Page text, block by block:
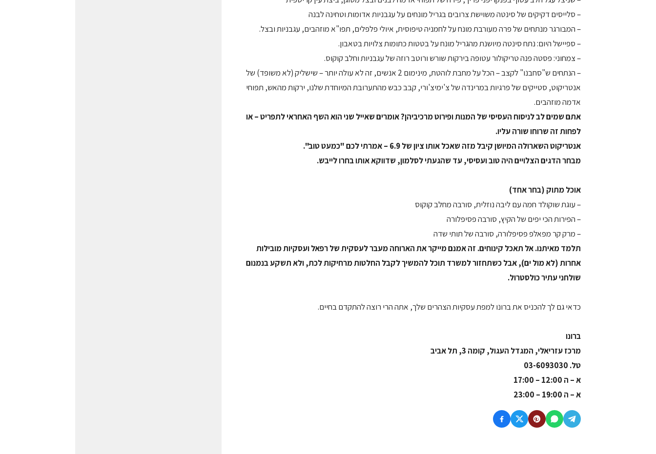
– סלייסים דקיקים של סינטה משוישת צרובים בגריל מונחים על עגבניות אדומות וטחינה לבנה
– המבורגר מנתחים של פרה מעורבת מונח על לחמניה טיפוסית, איולי פלפלים, תפו"א מוזהבים, עגבניות ובצל.
– ספיישל היום: נתח סינטה מיושנת מהגריל מונח על בטטות כתומות צלויות בטאבון.
– צמחוני: פסטה פנה טריקולור עטופה בירקות שורש ורוטב רוזה של עגבניות וחלב קוקוס.
– הנתחים ש"סחבנו" לקצב – הכל על מחבת לוהטת, מינימום 2 אנשים, זה לא עולה יותר – שישליק (לא משופד) של
אנטריקוט, סטייקים של פרגיות במרינדה של צ'ימיצ'ורי, קבב כבש מהתערובת המיוחדת שלנו, ירקות מהאש, תפוחי
אדמה מוזהבים.
אתם שמים לב לניסוח העסיסי של המנות ופירוט מרכיביהן? אומרים שאייל שני הוא השף האחראי לתפריט – או
לפחות זה שרוחו שורה עליו.
אנטריקוט השארולה המיושן קיבל מזה שאכל אותו ציון של 6.9 – אמרתי לכם "כמעט טוב".
מבחר הדגים הצלויים היה טוב ועסיסי, עד שהגעתי לסלמון, שדווקא אותו בחרו לייבש.
אוכל מתוק (בחר אחד)
– עוגת שוקולד חמה עם ליבה נוזלית, סורבה מחלב קוקוס
– הפירות הכי יפים של הקיץ, סורבה פסיפלורה
– מרק קר מפאלפ פסיפלורה, סורבה של תותי שדה
תלמד מאיתנו. אל תאכל קינוחים. זה אמנם מייקר את הארוחה מעבר לעסקית של רפאל ועסקיות מובילות
אחרות (לא מול ים), אבל כשתחזור למשרד תוכל להמשיך לקבל החלטות מרחיקות לכת, ולא תשקע בנמנום
שולחני עתיר כולסטרול.
כדאי גם לך להכניס את ברונו למפת עסקיות הצהרים שלך, אתה הרי רוצה להתקדם בחיים.
ברונו
מרכז עזריאלי, המגדל העגול, קומה 3, תל אביב
טל. 03-6093030
א – ה 12:00 – 17:00
א – ה 19:00 – 23:00